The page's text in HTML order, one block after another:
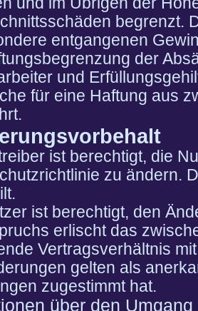
begrenzt.
entgangenen
der
und
für eine Haftung aus
ist berechtigt, die
zu ändern.
ist berechtigt, den
erlischt das
Vertragsverhältnis
gelten als
zugestimmt hat.
über den